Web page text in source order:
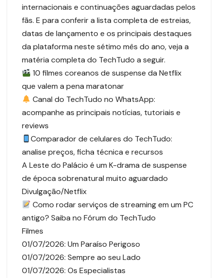
internacionais e continuações aguardadas pelos
fãs. E para conferir a lista completa de estreias,
datas de lançamento e os principais destaques
da plataforma neste sétimo mês do ano, veja a
matéria completa do TechTudo a seguir.
10 filmes coreanos de suspense da Netflix
que valem a pena maratonar
Canal do TechTudo no WhatsApp:
acompanhe as principais notícias, tutoriais e
reviews
Comparador de celulares do TechTudo:
analise preços, ficha técnica e recursos
A Leste do Palácio é um K-drama de suspense
de época sobrenatural muito aguardado
Divulgação/Netflix
Como rodar serviços de streaming em um PC
antigo? Saiba no Fórum do TechTudo
Filmes
01/07/2026: Um Paraíso Perigoso
01/07/2026: Sempre ao seu Lado
01/07/2026: Os Especialistas